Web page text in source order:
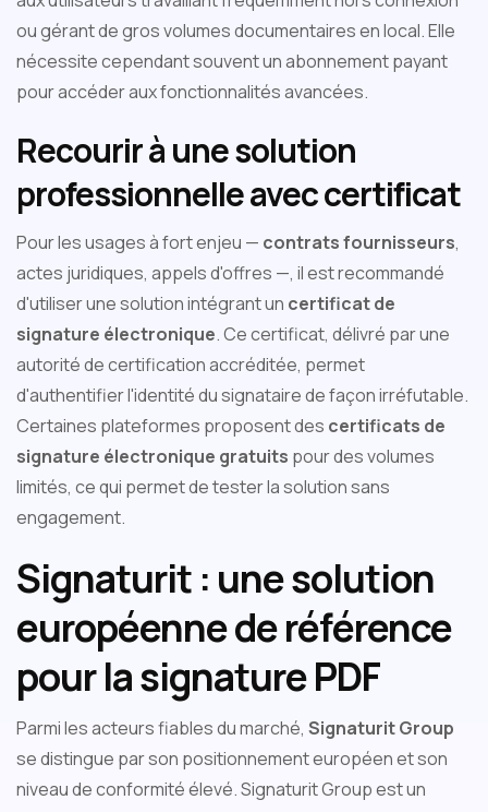
ou gérant de gros volumes documentaires en local. Elle
nécessite cependant souvent un abonnement payant
pour accéder aux fonctionnalités avancées.
Recourir à une solution
professionnelle avec certificat
Pour les usages à fort enjeu — contrats fournisseurs,
actes juridiques, appels d'offres —, il est recommandé
d'utiliser une solution intégrant un certificat de
signature électronique. Ce certificat, délivré par une
autorité de certification accréditée, permet
d'authentifier l'identité du signataire de façon irréfutable.
Certaines plateformes proposent des certificats de
signature électronique gratuits pour des volumes
limités, ce qui permet de tester la solution sans
engagement.
Signaturit : une solution
européenne de référence
pour la signature PDF
Parmi les acteurs fiables du marché, Signaturit Group
se distingue par son positionnement européen et son
niveau de conformité élevé. Signaturit Group est un